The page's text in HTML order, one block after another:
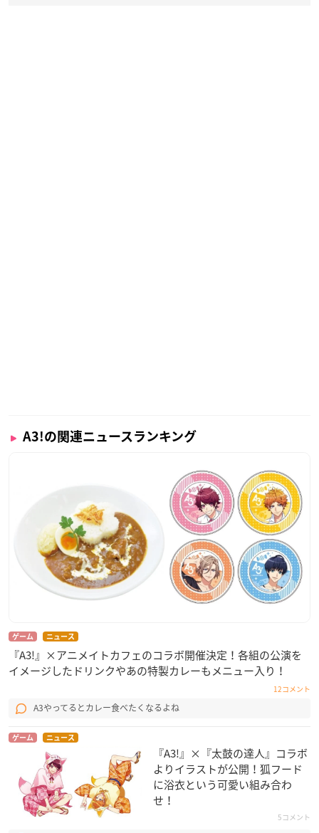
A3!の関連ニュースランキング
ゲーム ニュース
『A3!』×アニメイトカフェのコラボ開催決定！各組の公演を
イメージしたドリンクやあの特製カレーもメニュー入り！
12コメント
A3やってるとカレー食べたくなるよね
ゲーム ニュース
『A3!』×『太鼓の達人』コラボ
よりイラストが公開！狐フード
に浴衣という可愛い組み合わ
せ！
5コメント